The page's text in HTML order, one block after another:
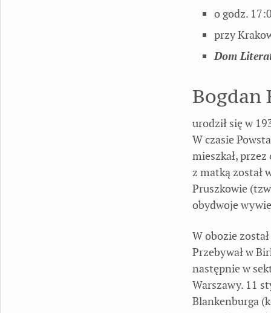
o godz.
przy
Dom
Bogdan
urodził się w
W czasie
mieszkał,
z matką został
Pruszkowie
obydwoje
W obozie
Przebywał w
następnie w
Warszawy. 11
Blankenburga